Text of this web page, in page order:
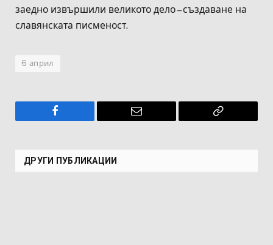
заедно извършили великото дело – създаване на
славянската писменост.
6 април
Facebook Имейл
Копирай
ДРУГИ ПУБЛИКАЦИИ